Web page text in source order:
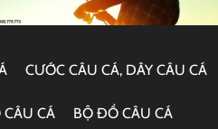
CƯỚC CÂU CÁ, DÂY CÂU CÁ
CÂU CÁ BỘ ĐỒ CÂU CÁ